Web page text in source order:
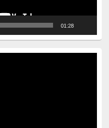
01:28